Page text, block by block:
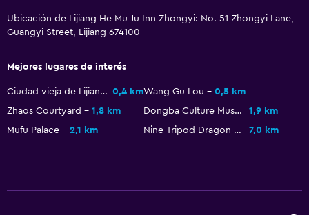
Ubicación de Lijiang He Mu Ju Inn Zhongyi: No. 51 Zhongyi Lane,
Guangyi Street, Lijiang 674100
Mejores lugares de interés
Ciudad vieja de Lijiang 0,4 kmWang Gu Lou
0,5 km
Zhaos Courtyard
1,8 km Dongba Culture Museum
1,9 km
Mufu Palace
2,1 km Nine-Tripod Dragon Pond 7,0 km